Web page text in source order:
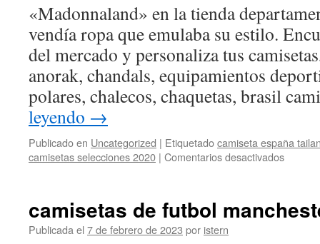
«Madonnaland» en la tienda
vendía ropa que emulaba su estilo.
del mercado y personaliza tus
anorak, chandals, equipamientos
polares, chalecos, chaquetas, brasil
leyendo →
Publicado en Uncategorized | Etiquetadocamiseta españa
camisetas selecciones 2020 | Comentarios desactivadosen
camisetas de futbol
Publicada el 7 de febrero de 2023 por istern